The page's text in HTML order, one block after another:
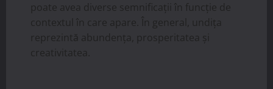
poate avea diverse semnificații în funcție de
contextul în care apare. În general, undița
reprezintă abundența, prosperitatea și
creativitatea.